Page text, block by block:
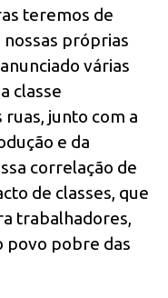
teremos de
próprias
várias
classe
junto com a
e da
correlação de
de classes, que
trabalhadores,
povo pobre das